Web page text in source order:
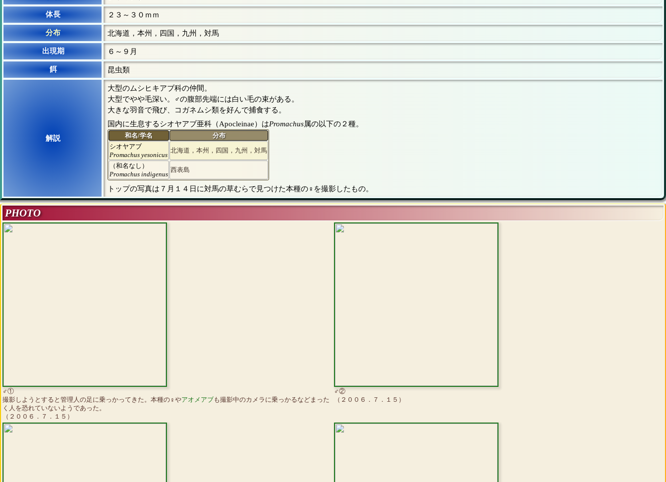
体長 ２３～３０ｍｍ
分布 北海道，本州，四国，九州，対馬
出現期 ６～９月
餌 昆虫類
解説
大型のムシヒキアブ科の仲間。
大型でやや毛深い。♂の腹部先端には白い毛の束がある。
大きな羽音で飛び、コガネムシ類を好んで捕食する。
国内に生息するシオヤアブ亜科（Apocleinae）はPromachus属の以下の２種。
和名/学名
分布
シオヤアブ
Promachus yesonicus
北海道，本州，四国，九州，対馬
（和名なし）
Promachus indigenus
西表島
トップの写真は７月１４日に対馬の草むらで見つけた本種の♀を撮影したもの。
PHOTO
♂①
撮影しようとすると管理人の足に乗っかってきた。本種の♀やアオメアブも撮影中のカメラに乗っかるなどまった
く人を恐れていないようであった。
（２００６．７．１５）
♂②
（２００６．７．１５）